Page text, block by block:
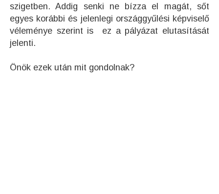
szigetben. Addig senki ne bízza el magát, sőt
egyes korábbi és jelenlegi országgyűlési képviselő
véleménye szerint is ez a pályázat elutasítását
jelenti.
Önök ezek után mit gondolnak?